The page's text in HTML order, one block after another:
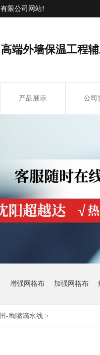
限公司网站!
高端外墙保温工程
产品展示 公司
增强网格布 加强网格布
-鹰嘴滴水线 >